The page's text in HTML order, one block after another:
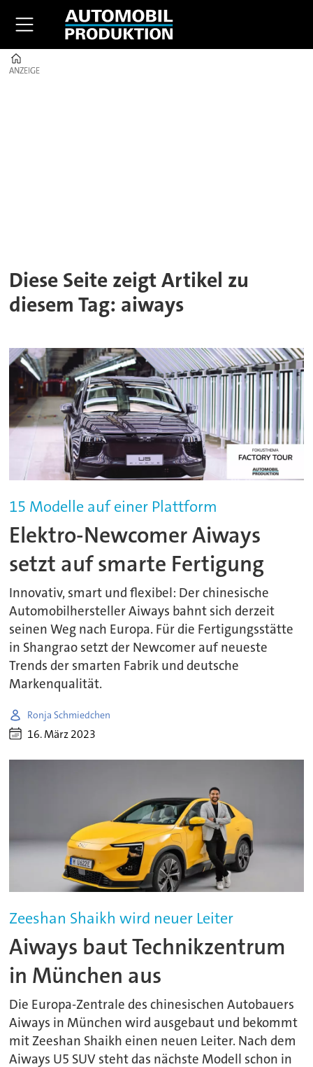
ANZEIGE
ANZEIGE
Diese Seite zeigt Artikel zu
diesem Tag: aiways
15 Modelle auf einer Plattform
Elektro-Newcomer Aiways
setzt auf smarte Fertigung
Innovativ, smart und flexibel: Der chinesische
Automobilhersteller Aiways bahnt sich derzeit
seinen Weg nach Europa. Für die Fertigungsstätte
in Shangrao setzt der Newcomer auf neueste
Trends der smarten Fabrik und deutsche
Markenqualität.
Ronja Schmiedchen
16. März 2023
Zeeshan Shaikh wird neuer Leiter
Aiways baut Technikzentrum
in München aus
Die Europa-Zentrale des chinesischen Autobauers
Aiways in München wird ausgebaut und bekommt
mit Zeeshan Shaikh einen neuen Leiter. Nach dem
Aiways U5 SUV steht das nächste Modell schon in